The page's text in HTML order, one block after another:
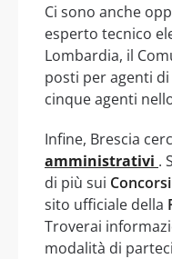
Ci sono anche
esperto tecnico
Lombardia, il
posti per agenti
cinque agenti
Infine, Brescia
amministrativi .
di più sui
sito ufficiale della
Troverai
modalità di